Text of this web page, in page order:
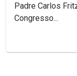
Padre Carlos
Congresso...